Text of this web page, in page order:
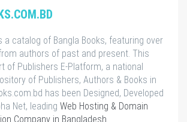
a catalog of Bangla Books, featuring over
authors of past and present. This
of Publishers E-Platform, a national
of Publishers, Authors & Books in
has been Designed, Developed
Net, leading Web Hosting & Domain
Company in Bangladesh